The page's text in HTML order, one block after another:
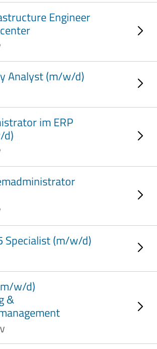
Engineer
Analyst (m/w/d)
im ERP
d)
Specialist (m/w/d)
w/d)
&